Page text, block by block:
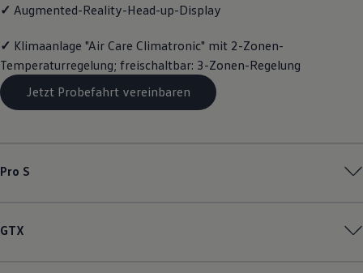
Pannen- und Unfallhilfe
✓ Augmented-Reality-Head-up-Display
✓ Klimaanlage "Air Care Climatronic" mit 2-Zonen-
Temperaturregelung; freischaltbar: 3-Zonen-Regelung
Jetzt Probefahrt vereinbaren
Pro S
GTX